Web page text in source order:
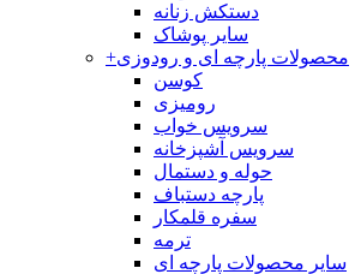
دستکش زنانه
سایر پوشاک
+محصولات پارچه ای و رودوزی
کوسن
رومیزی
سرویس خواب
سرویس آشپزخانه
حوله و دستمال
پارچه دستباف
سفره قلمکار
ترمه
سایر محصولات پارچه ای